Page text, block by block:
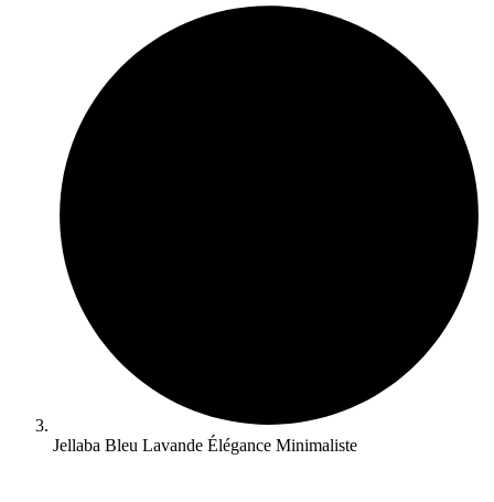
Jellaba Bleu Lavande Élégance Minimaliste